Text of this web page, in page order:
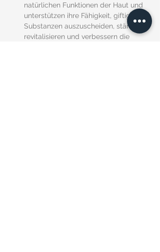
natürlichen Funktionen der Haut und
unterstützen ihre Fähigkeit, giftige
Substanzen auszuscheiden, stärken,
revitalisieren und verbessern die